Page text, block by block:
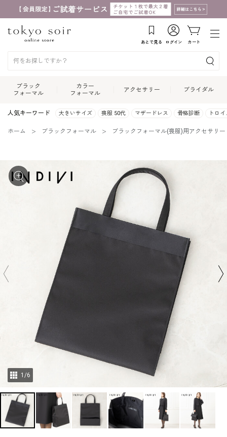
あとで見る ログイン カート
ブラック
フォーマル
カラー
フォーマル
アクセサリー ブライダル
人気キーワード 大きいサイズ 喪服 50代 マザードレス 骨格診断 トロ
ホーム ブラックフォーマル ブラックフォーマル(喪服)用アクセサリー
1 /6